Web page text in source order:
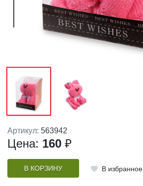
Артикул: 563942
Цена: 160 ₽
В КОРЗИНУ В избранное